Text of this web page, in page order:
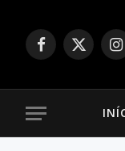
Facebook
X